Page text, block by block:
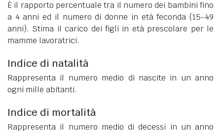
È il rapporto percentuale tra il numero dei bambini fino
a 4 anni ed il numero di donne in età feconda (15-49
anni). Stima il carico dei figli in età prescolare per le
mamme lavoratrici.
Indice di natalità
Rappresenta il numero medio di nascite in un anno
ogni mille abitanti.
Indice di mortalità
Rappresenta il numero medio di decessi in un anno